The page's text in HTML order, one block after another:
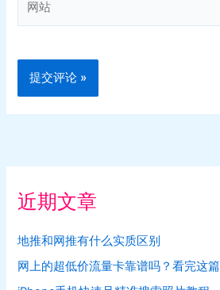
站
近期文章
地推和网推有什么实质区别
网上的超低价流量卡靠谱吗？看完这